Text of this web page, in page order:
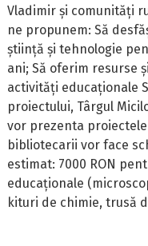
Vladimir și comunități
ne propunem: Să
știință și tehnologie
ani; Să oferim resurse
activități educaționale
proiectului, Târgul
vor prezenta
bibliotecarii vor face
estimat: 7000 RON
educaționale
kituri de chimie, trusă